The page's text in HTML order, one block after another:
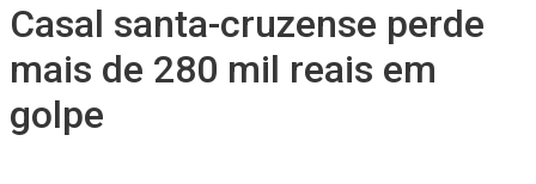
Casal santa-cruzense perde
mais de 280 mil reais em
golpe